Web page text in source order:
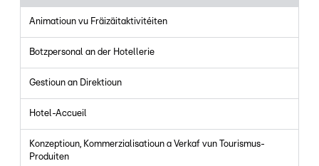
Animatioun vu Fräizäitaktivitéiten
Botzpersonal an der Hotellerie
Gestioun an Direktioun
Hotel-Accueil
Konzeptioun, Kommerzialisatioun a Verkaf vun Tourismus-
Produiten